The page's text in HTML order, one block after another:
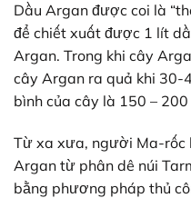
Dầu Argan được coi là
để chiết xuất được 1 lít
Argan. Trong khi cây
cây Argan ra quả khi 30-
bình của cây là 150 – 200
Từ xa xưa, người Ma-rốc
Argan từ phân dê núi
bằng phương pháp thủ